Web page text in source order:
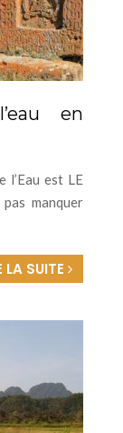
en
l’Eau est LE
manquer
LA SUITE